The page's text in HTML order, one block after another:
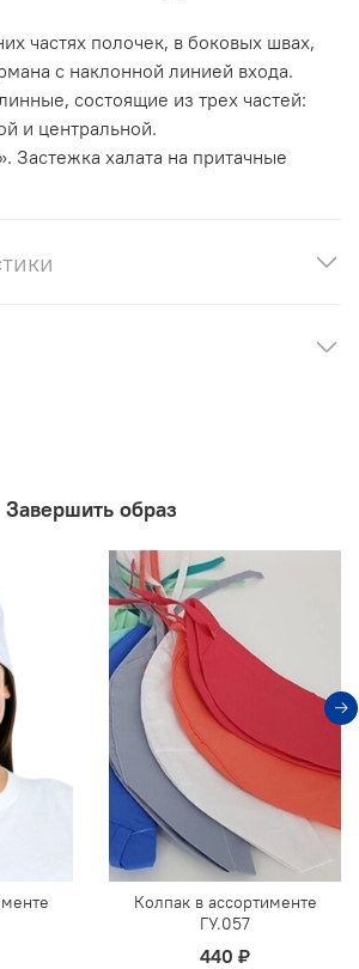
частях полочек, в боковых швах,
с наклонной линией входа.
состоящие из трех частей:
и центральной.
Застежка халата на притачные
Завершить образ
Колпак в ассортименте
ГУ.057
440 ₽